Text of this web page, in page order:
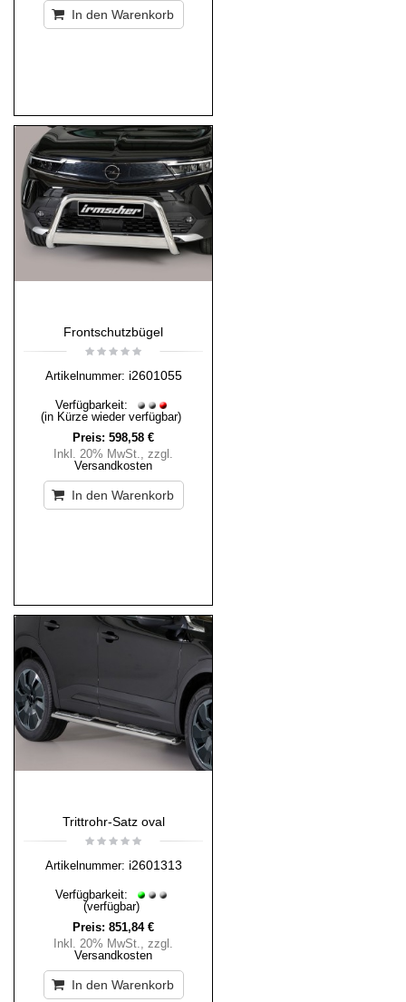
In den Warenkorb
Frontschutzbügel
Artikelnummer: i2601055
Verfügbarkeit:
(in Kürze wieder verfügbar)
Preis: 598,58 €
Inkl. 20% MwSt., zzgl.
Versandkosten
In den Warenkorb
Trittrohr-Satz oval
Artikelnummer: i2601313
Verfügbarkeit:
(verfügbar)
Preis: 851,84 €
Inkl. 20% MwSt., zzgl.
Versandkosten
In den Warenkorb